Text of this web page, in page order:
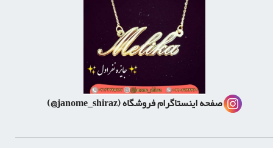
صفحه اینستاگرام فروشگاه(janome_shiraz@)